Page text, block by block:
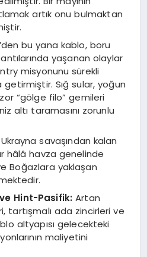
artık onu bulmaktan
bu yana kablo, boru
yaşanan olaylar
misyonunu sürekli
Sığ sular, yoğun
“gölge filo” gemileri
altı taramasını zorunlu
savaşından kalan
hâlâ havza genelinde
Boğazlara yaklaşan
Hint-Pasifik:Artan
tartışmalı ada zincirleri ve
altyapısı gelecekteki
maliyetini